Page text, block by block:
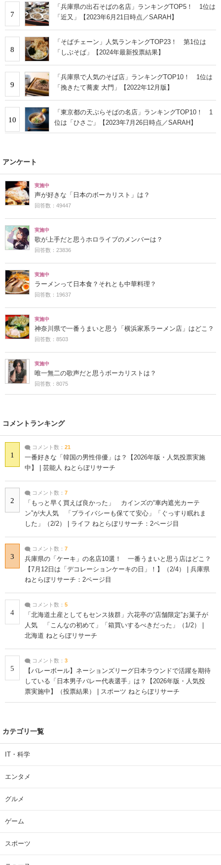
7
「兵庫県の出石そばの名店」ランキングTOP5！ 1位は
「近又」【2023年6月21日時点／SARAH】
8
「そばチェーン」人気ランキングTOP23！ 第1位は
「しぶそば」【2024年最新投票結果】
9
「兵庫県で人気のそば店」ランキングTOP10！ 1位は
「挽きたて蕎麦 大門」【2022年12月版】
10
「東京都の天ぷらそばの名店」ランキングTOP10！ 1
位は「ひさご」【2023年7月26日時点／SARAH】
アンケート
実施中
声が好きな「日本のボーカリスト」は？
回答数：49447
実施中
歌が上手だと思うホロライブのメンバーは？
回答数：23836
実施中
ラーメンって日本食？それとも中華料理？
回答数：19637
実施中
神奈川県で一番うまいと思う「横浜家系ラーメン店」はどこ？
回答数：8503
実施中
唯一無二の歌声だと思うボーカリストは？
回答数：8075
コメントランキング
1
コメント数： 21
一番好きな「韓国の男性俳優」は？【2026年版・人気投票実施
中】 | 芸能人 ねとらぼリサーチ
2
コメント数： 7
「もっと早く買えば良かった」 カインズの“車内遮光カーテ
ン”が大人気 「プライバシーも保てて安心」「ぐっすり眠れま
した」（2/2） | ライフ ねとらぼリサーチ：2ページ目
3
コメント数： 7
兵庫県の「ケーキ」の名店10選！ 一番うまいと思う店はどこ？
【7月12日は「デコレーションケーキの日」！】（2/4） | 兵庫県
ねとらぼリサーチ：2ページ目
4
コメント数： 5
「北海道土産としてもセンス抜群」六花亭の“店舗限定”お菓子が
人気 「こんなの初めて」「箱買いするべきだった」（1/2） |
北海道 ねとらぼリサーチ
5
コメント数： 3
【バレーボール】ネーションズリーグ日本ラウンドで活躍を期待
している「日本男子バレー代表選手」は？【2026年版・人気投
票実施中】（投票結果） | スポーツ ねとらぼリサーチ
カテゴリ一覧
IT・科学
エンタメ
グルメ
ゲーム
スポーツ